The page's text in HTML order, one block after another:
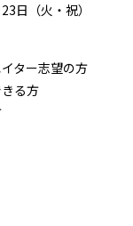
日（火・祝）
ター志望の方
る方